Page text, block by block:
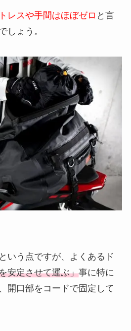
レスや手間はほぼゼロ と言
しょう。
いう点ですが、よくあるド
安定させて運ぶ」事に特に
開口部をコードで固定して